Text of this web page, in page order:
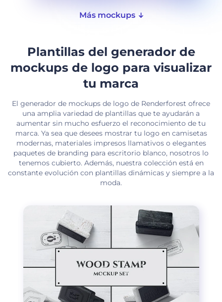
Más mockups
Plantillas del generador de
mockups de logo para visualizar
tu marca
El generador de mockups de logo de Renderforest ofrece
una amplia variedad de plantillas que te ayudarán a
aumentar sin mucho esfuerzo el reconocimiento de tu
marca. Ya sea que desees mostrar tu logo en camisetas
modernas, materiales impresos llamativos o elegantes
paquetes de branding para escritorio blanco, nosotros lo
tenemos cubierto. Además, nuestra colección está en
constante evolución con plantillas dinámicas y siempre a la
moda.